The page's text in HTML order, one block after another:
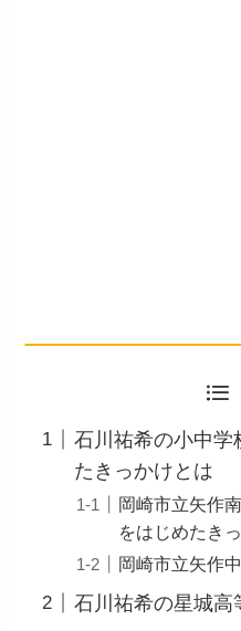
石川祐希の小中学
たきっかけとは
岡崎市立矢作
をはじめたき
岡崎市立矢作
石川祐希の星城高